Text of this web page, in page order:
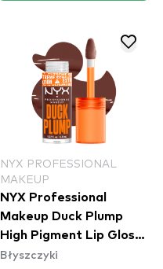
NYX PROFESSIONAL
MAKEUP
NYX Professional
Makeup Duck Plump
High Pigment Lip Gloss
- Twice The Spice
Błyszczyki